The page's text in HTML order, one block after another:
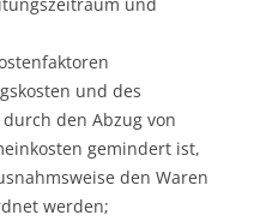
und des
den Abzug von
gemindert ist,
den Waren
werden;